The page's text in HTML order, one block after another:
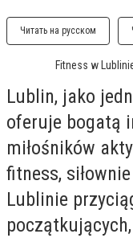
Читать на русском
Fitness w
Lublin, jako
oferuje bogatą
miłośników
fitness,
Lublinie